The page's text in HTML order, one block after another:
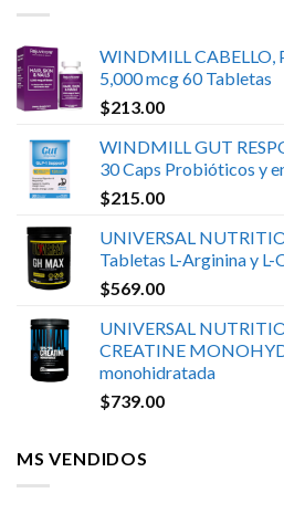
WINDMILL CABELLO,
5,000 mcg 60 Tabletas
$213.00
WINDMILL GUT
30 Caps Probióticos y
$215.00
UNIVERSAL
Tabletas L-Arginina y L-
$569.00
UNIVERSAL
CREATINE
monohidratada
$739.00
MS VENDIDOS